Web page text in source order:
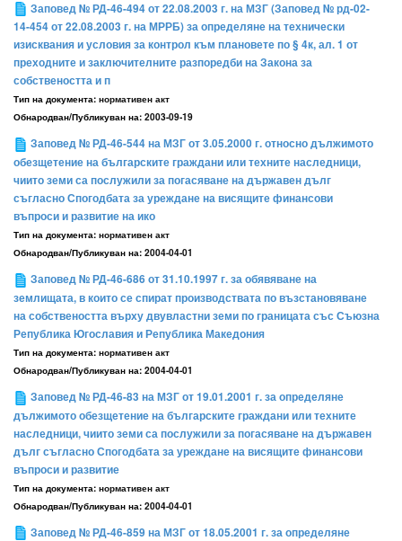
Заповед № РД-46-494 от 22.08.2003 г. на МЗГ (Заповед № рд-02-
14-454 от 22.08.2003 г. на МРРБ) за определяне на технически
изисквания и условия за контрол към плановете по § 4к, ал. 1 от
преходните и заключителните разпоредби на Закона за
собствеността и п
Тип на документа: нормативен акт
Обнародван/Публикуван на: 2003-09-19
Заповед № РД-46-544 на МЗГ от 3.05.2000 г. относно дължимото
обезщетение на българските граждани или техните наследници,
чиито земи са послужили за погасяване на държавен дълг
съгласно Спогодбата за уреждане на висящите финансови
въпроси и развитие на ико
Тип на документа: нормативен акт
Обнародван/Публикуван на: 2004-04-01
Заповед № РД-46-686 от 31.10.1997 г. за обявяване на
землищата, в които се спират производствата по възстановяване
на собствеността върху двувластни земи по границата със Съюзна
Република Югославия и Република Македония
Тип на документа: нормативен акт
Обнародван/Публикуван на: 2004-04-01
Заповед № РД-46-83 на МЗГ от 19.01.2001 г. за определяне
дължимото обезщетение на българските граждани или техните
наследници, чиито земи са послужили за погасяване на държавен
дълг съгласно Спогодбата за уреждане на висящите финансови
въпроси и развитие
Тип на документа: нормативен акт
Обнародван/Публикуван на: 2004-04-01
Заповед № РД-46-859 на МЗГ от 18.05.2001 г. за определяне